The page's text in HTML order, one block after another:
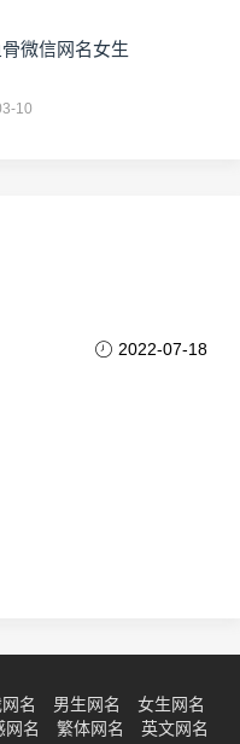
微信网名女生
10
2022-07-18
名 男生网名
女生网名
网名 繁体网名
英文网名